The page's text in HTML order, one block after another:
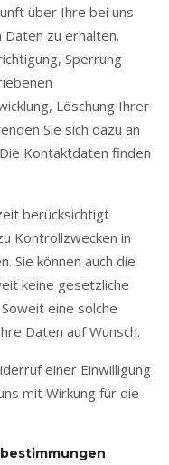
über Ihre bei uns
zu erhalten.
Sperrung
Löschung Ihrer
Sie sich dazu an
Kontaktdaten finden
berücksichtigt
Kontrollzwecken in
Sie können auch die
keine gesetzliche
eine solche
Daten auf Wunsch.
einer Einwilligung
mit Wirkung für die